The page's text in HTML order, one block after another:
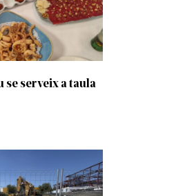
se serveix a taula